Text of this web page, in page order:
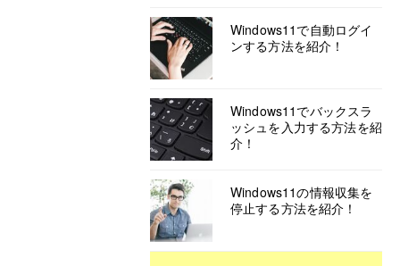
Windows11で自動ログイ
ンする方法を紹介！
Windows11でバックスラ
ッシュを入力する方法を紹
介！
Windows11の情報収集を
停止する方法を紹介！